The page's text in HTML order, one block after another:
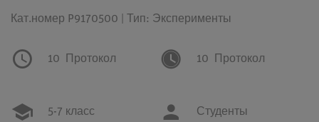
Кат.номер P9170500 | Тип: Эксперименты
10 Протокол 10 Протокол
5-7 класс Студенты